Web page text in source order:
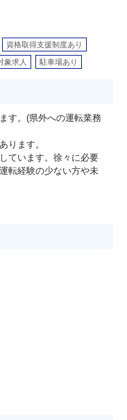
資格取得支援制度あり
象求人 駐車場あり
す。(県外への運転業務
ります。
ています。徐々に必要
転経験の少ない方や未